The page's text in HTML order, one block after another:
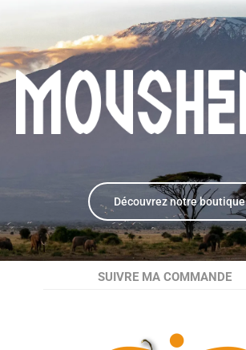
Découvrez notre boutique
SUIVRE MA COMMANDE